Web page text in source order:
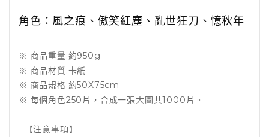
角色：風之痕、傲笑紅塵、亂世狂刀、憶秋年
※ 商品重量:約950g
※ 商品材質:卡紙
※ 商品規格:約50X75cm
※ 每個角色250片，合成一張大圖共1000片。
【注意事項】